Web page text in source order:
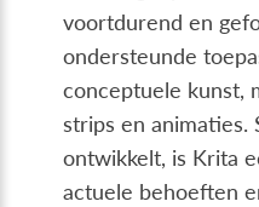
voortdurend en
ondersteunde
conceptuele kunst,
strips en animaties.
ontwikkelt, is Krita
actuele behoeften